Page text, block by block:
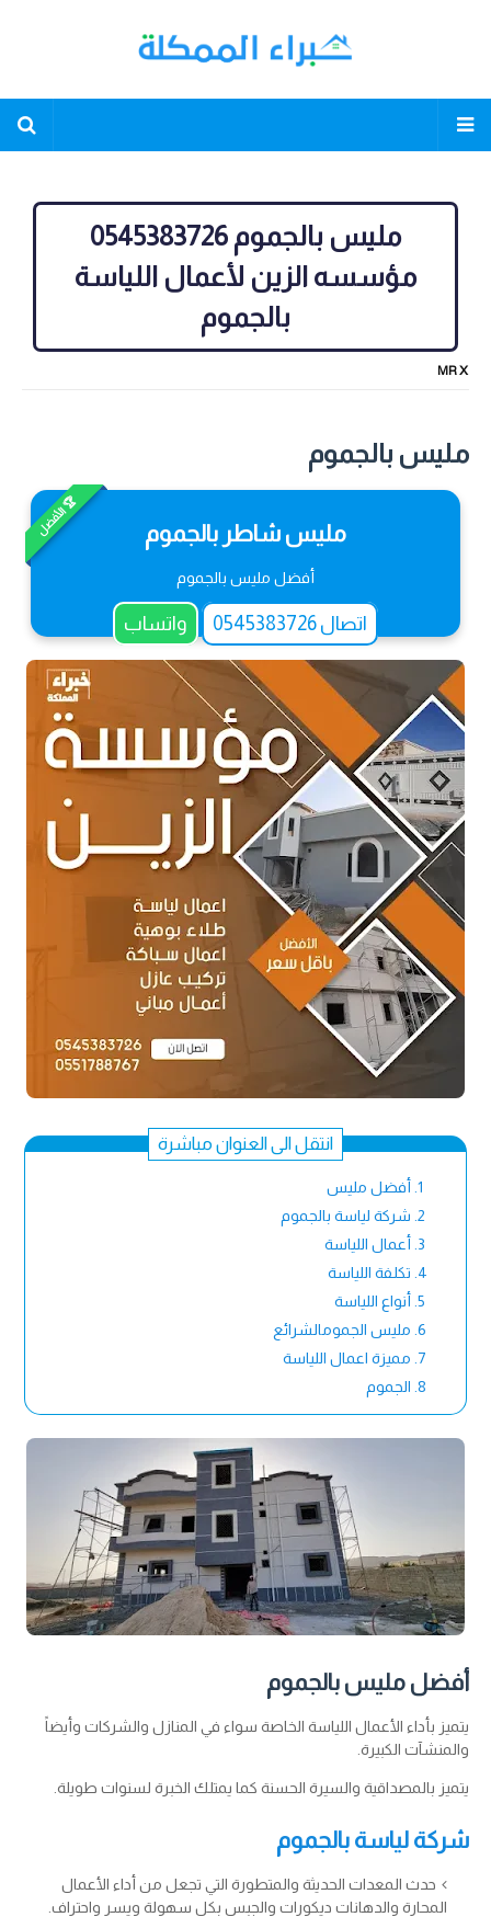
مليس بالجموم 0545383726
مؤسسه الزين لأعمال اللياسة
بالجموم
MR X
مليس بالجموم
🏆 الأفضل مليس شاطر بالجموم
أفضل مليس بالجموم
اتصال 0545383726 واتساب
انتقل الى العنوان مباشرة
أفضل مليس
شركة لياسة بالجموم
أعمال اللياسة
تكلفة اللياسة
أنواع اللياسة
مليس الجمومالشرائع
مميزة اعمال اللياسة
الجموم
أفضل مليس بالجموم
يتميز بأداء الأعمال اللياسة الخاصة سواء في المنازل والشركات وأيضاً
والمنشآت الكبيرة.
يتميز بالمصداقية والسيرة الحسنة كما يمتلك الخبرة لسنوات طويلة.
شركة لياسة بالجموم
حدث المعدات الحديثة والمتطورة التي تجعل من أداء الأعمال
المحارة والدهانات ديكورات والجبس بكل سهولة ويسر واحتراف.